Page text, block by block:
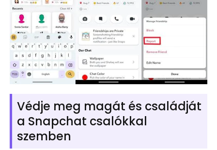
Védje meg magát és családját
a Snapchat csalókkal
szemben